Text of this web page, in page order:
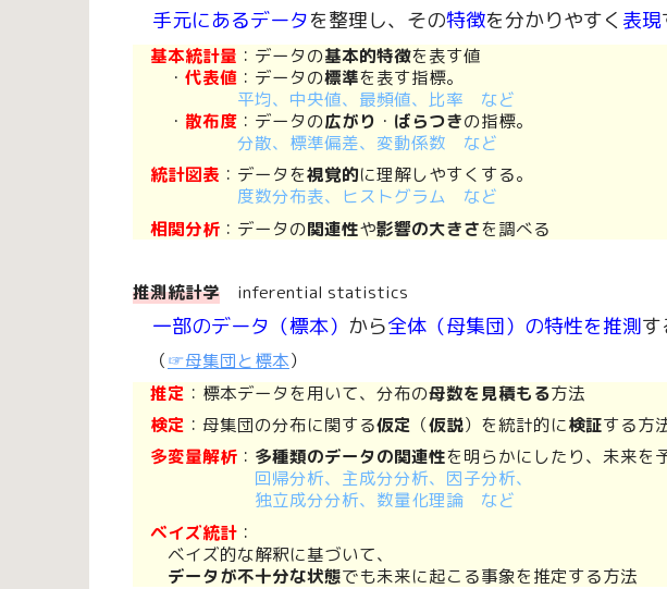
手元にあるデータを整理し、その特徴を分かりやすく 表現
基本統計量 ：データの基本的特徴を表す値
・ 代表値 ：データの標準を表す指標。
平均、中央値、最頻値、比率 など
・ 散布度 ：データの広がり ・ ばらつきの指標。
分散、標準偏差、変動係数 など
統計図表 ：データを視覚的に理解しやすくする。
度数分布表、ヒストグラム など
相関分析 ：データの関連性や影響の大きさを調べる
推測統計学 inferential statistics
一部のデータ（標本） から全体（母集団）の特性を推測す
（☞母集団と標本）
推定 ：標本データを用いて、分布の母数を見積もる方法
検定 ：母集団の分布に関する仮定 （仮説）を統計的に検証する方
多変量解析 ： 多種類のデータの関連性を明らかにしたり、未来を
回帰分析、主成分分析、因子分析、
独立成分分析、数量化理論 など
ベイズ統計 ：
ベイズ的な解釈に基づいて、
データが不十分な状態でも未来に起こる事象を推定する方法